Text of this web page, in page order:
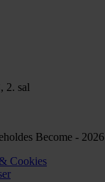
2. sal
Become - 2026
Cookies